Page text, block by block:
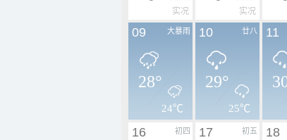
实况 实况
大暴雨
09
28°
24℃
廿八
10
29°
25℃
11
初四
16 初五
17 18